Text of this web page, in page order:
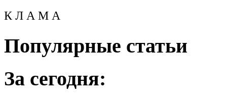
К Л А М А
Популярные статьи
За сегодня: